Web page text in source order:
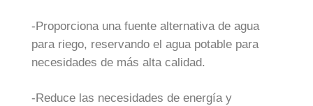
-Proporciona una fuente alternativa de agua
para riego, reservando el agua potable para
necesidades de más alta calidad.
-Reduce las necesidades de energía y